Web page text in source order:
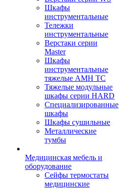
Шкафы
инструментальные
Тележки
инструментальные
Верстаки серии
Master
Шкафы
инструментальные
тяжелые AMH TC
Тяжелые модульные
шкафы серии HARD
Cпециализированные
шкафы
Шкафы сушильные
Металлические
тумбы
Медицинская мебель и
оборудование
Сейфы термостаты
медицинские